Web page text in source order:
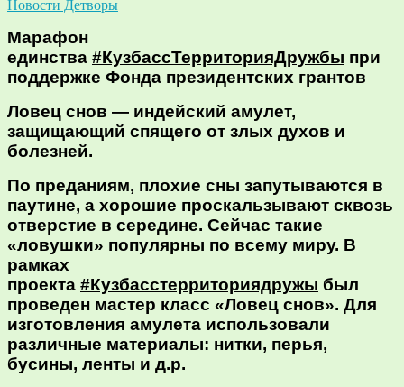
Новости Детворы
Марафон
единства #КузбассТерриторияДружбы при
поддержке Фонда президентских грантов
Ловец снов — индейский амулет,
защищающий спящего от злых духов и
болезней.
По преданиям, плохие сны запутываются в
паутине, а хорошие проскальзывают сквозь
отверстие в середине. Сейчас такие
«ловушки» популярны по всему миру. В
рамках
проекта #Кузбасстерриториядружы был
проведен мастер класс «Ловец снов». Для
изготовления амулета использовали
различные материалы: нитки, перья,
бусины, ленты и д.р.